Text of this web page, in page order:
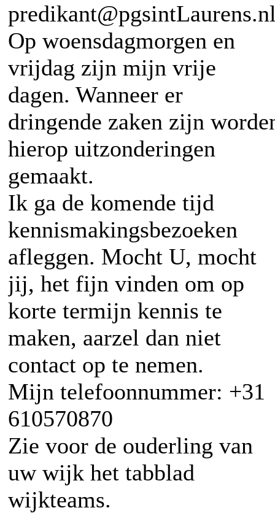
Op woensdagmorgen en
vrijdag zijn mijn vrije
dagen. Wanneer er
dringende zaken zijn
hierop uitzonderingen
gemaakt.
Ik ga de komende tijd
kennismakingsbezoeken
afleggen. Mocht U, mocht
jij, het fijn vinden om op
korte termijn kennis te
maken, aarzel dan niet
contact op te nemen.
Mijn telefoonnummer: +31
610570870
Zie voor de ouderling van
uw wijk het tabblad
wijkteams.